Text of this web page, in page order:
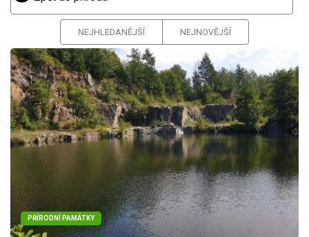
NEJHLEDANĚJŠÍ NEJNOVĚJŠÍ
PŘÍRODNÍ PAMÁTKY